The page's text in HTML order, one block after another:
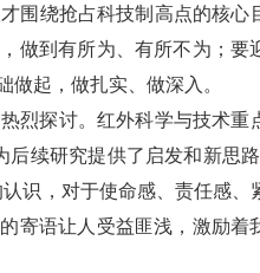
围绕抢占科技制高点的核心
做到有所为、有所不为；要
起，做扎实、做深入。
烈探讨。红外科学与技术重
续研究提供了启发和新思
识，对于使命感、责任感、
寄语让人受益匪浅，激励着